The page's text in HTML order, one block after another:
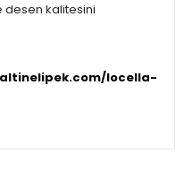
desen kalitesini
locella-